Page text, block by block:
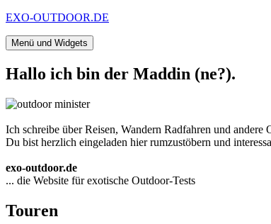
Zum
springen
EXO-OUTDOOR.DE
Menü und Widgets
Hallo ich bin der Maddin (ne?).
Ich schreibe über Reisen, Wandern Radfahren und andere
Du bist herzlich eingeladen hier rumzustöbern und
exo-outdoor.de
... die Website für exotische Outdoor-Tests
Touren